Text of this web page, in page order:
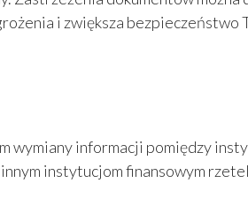
i zwiększa bezpieczeństwo
wymiany informacji pomiędzy
instytucjom finansowym